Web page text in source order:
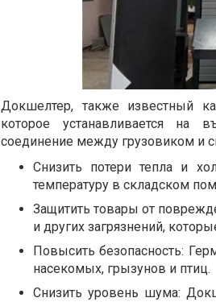
Докшелтер, также известный
которое устанавливается на
соединение между грузовиком и
Снизить потери тепла и
температуру в складском
Защитить товары от
и других загрязнений,
Повысить безопасность:
насекомых, грызунов и птиц.
Снизить уровень шума: